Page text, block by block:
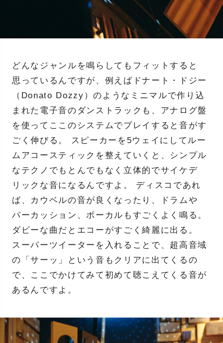
どんなジャンルを鳴らしてもフィットすると
思っているんですが、例えばドナート・ドジー
（Donato Dozzy）のようなミニマルで作り込
まれた電子音のダンストラックも、アナログ盤
を使ってここのシステムでプレイすると音がす
ごく伸びる。 スピーカーを5ウェイにしてルー
ムアコースティックを整えていくと、シンプル
なテクノでもとんでもなく立体的でサイケデ
リックな音になるんですよ。 ディスコであれ
ば、カウベルの音が良くなったり、ドラムや
パーカッション、ボーカルもすごくよく鳴る。
ダビーな曲だとエコーがすごく綺麗に出る。
スーパーツイーターを入れることで、超高音域
の「サーッ」という音もクリアに出てくるの
で、ここでかけてみて初めて聴こえてくる音が
あるんですよ。